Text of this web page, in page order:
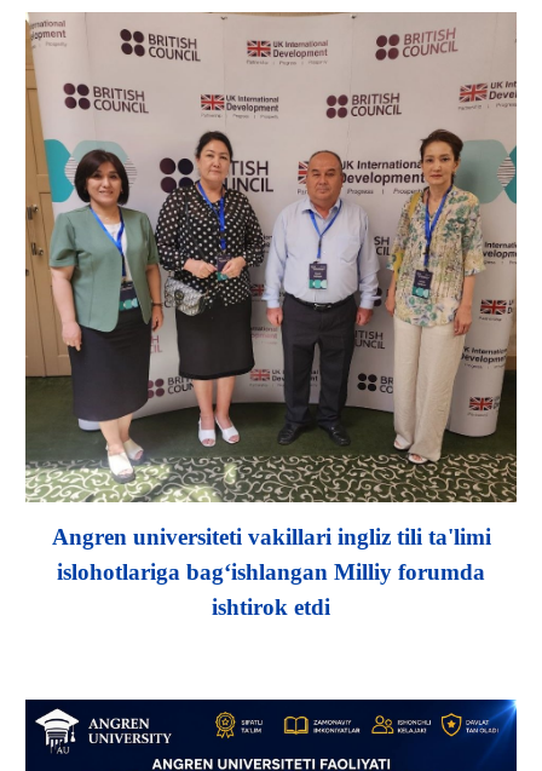
Angren universiteti vakillari ingliz tili ta'limi
islohotlariga bag‘ishlangan Milliy forumda
ishtirok etdi